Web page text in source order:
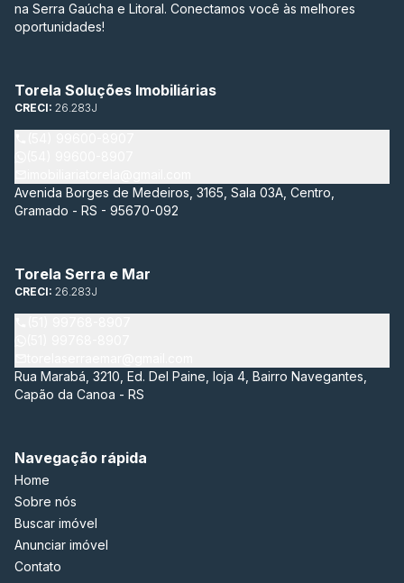
na Serra Gaúcha e Litoral. Conectamos você às melhores
oportunidades!
Torela Soluções Imobiliárias
CRECI: 26.283J
Avenida Borges de Medeiros, 3165, Sala 03A, Centro,
Gramado - RS - 95670-092
Torela Serra e Mar
CRECI: 26.283J
Rua Marabá, 3210, Ed. Del Paine, loja 4, Bairro Navegantes,
Capão da Canoa - RS
Navegação rápida
Home
Sobre nós
Buscar imóvel
Anunciar imóvel
Contato